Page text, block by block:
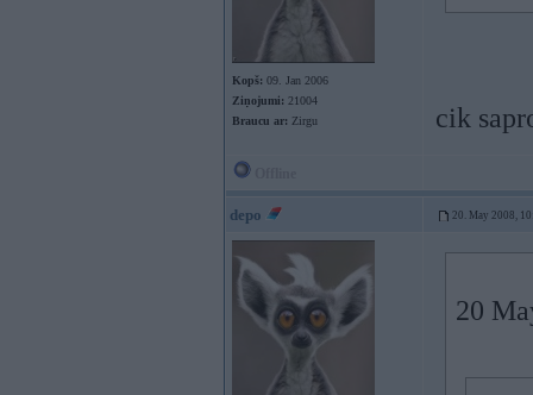
Kopš: 09. Jan 2006
Ziņojumi: 21004
Braucu ar: Zirgu cik
depo 20. May 2008,
20